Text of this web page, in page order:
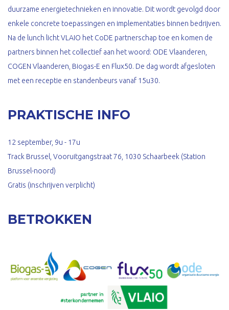
duurzame energietechnieken en innovatie. Dit wordt gevolgd door
enkele concrete toepassingen en implementaties binnen bedrijven.
Na de lunch licht VLAIO het CoDE partnerschap toe en komen de
partners binnen het collectief aan het woord: ODE Vlaanderen,
COGEN Vlaanderen, Biogas-E en Flux50. De dag wordt afgesloten
met een receptie en standenbeurs vanaf 15u30.
PRAKTISCHE INFO
12 september, 9u - 17u
Track Brussel, Vooruitgangstraat 76, 1030 Schaarbeek (Station
Brussel-noord)
Gratis (inschrijven verplicht)
BETROKKEN